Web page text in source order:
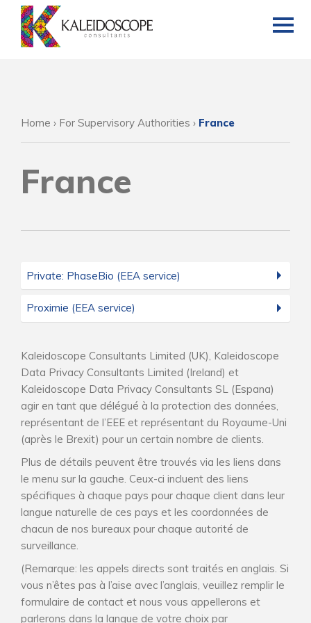
Home › For Supervisory Authorities › France
France
Private: PhaseBio (EEA service)
Proximie (EEA service)
Kaleidoscope Consultants Limited (UK), Kaleidoscope
Data Privacy Consultants Limited (Ireland) et
Kaleidoscope Data Privacy Consultants SL (Espana)
agir en tant que délégué à la protection des données,
représentant de l’EEE et représentant du Royaume-Uni
(après le Brexit) pour un certain nombre de clients.
Plus de détails peuvent être trouvés via les liens dans
le menu sur la gauche. Ceux-ci incluent des liens
spécifiques à chaque pays pour chaque client dans leur
langue naturelle de ces pays et les coordonnées de
chacun de nos bureaux pour chaque autorité de
surveillance.
(Remarque: les appels directs sont traités en anglais. Si
vous n’êtes pas à l’aise avec l’anglais, veuillez remplir le
formulaire de contact et nous vous appellerons et
parlerons dans la langue de votre choix par